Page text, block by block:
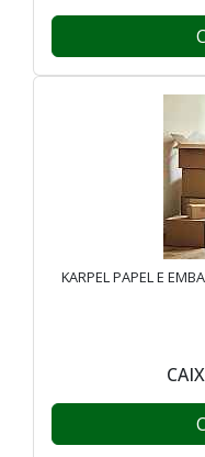
KARPEL PAPEL E